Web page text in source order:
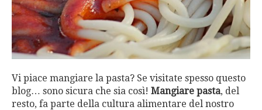
Vi piace mangiare la pasta? Se visitate spesso questo
blog… sono sicura che sia così! Mangiare pasta, del
resto, fa parte della cultura alimentare del nostro